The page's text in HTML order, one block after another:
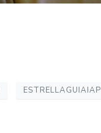
ESTRELLAGUIAIAP